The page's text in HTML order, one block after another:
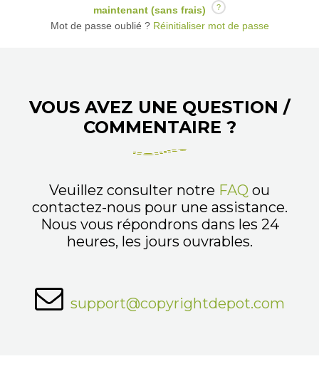
maintenant (sans frais)
?
Mot de passe oublié ?Réinitialiser mot de passe
VOUS AVEZ UNE QUESTION /
COMMENTAIRE ?
Veuillez consulter notre FAQ ou
contactez-nous pour une assistance.
Nous vous répondrons dans les 24
heures, les jours ouvrables.
support@copyrightdepot.com